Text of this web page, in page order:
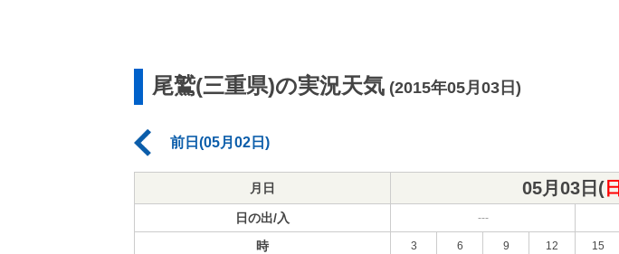
尾鷲(三重県)の実況天気 (2015年05月03日)
前日(05月02日)
月日 05月03日(日
日の出/入 ---
時 3 6 9 12 15